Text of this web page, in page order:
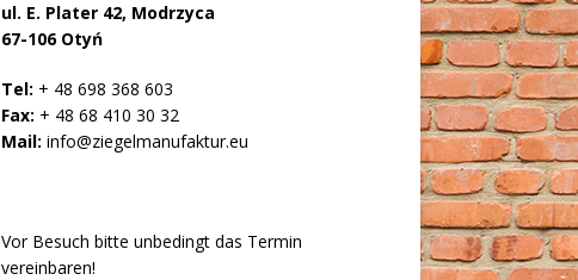
ul. E. Plater 42, Modrzyca
67-106 Otyń
Tel: + 48 698 368 603
Fax: + 48 68 410 30 32
Mail: info@ziegelmanufaktur.eu
Vor Besuch bitte unbedingt das Termin
vereinbaren!